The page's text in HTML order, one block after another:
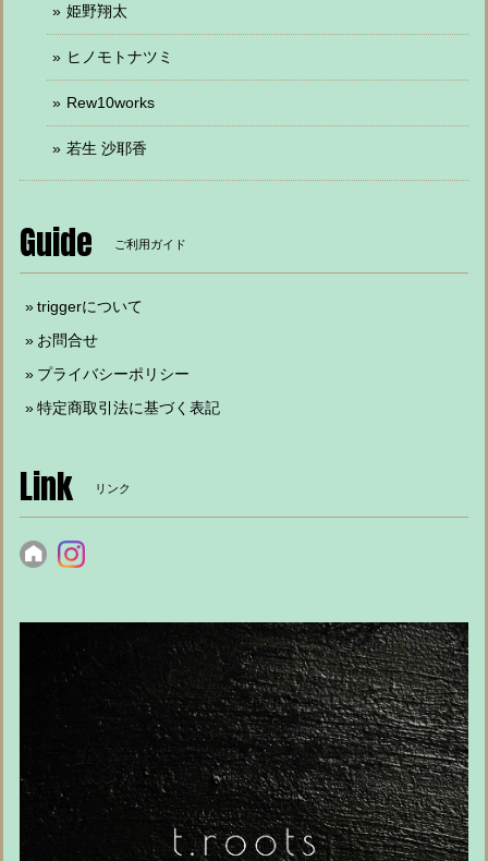
姫野翔太
ヒノモトナツミ
Rew10works
若生 沙耶香
Guide ご利用ガイド
triggerについて
お問合せ
プライバシーポリシー
特定商取引法に基づく表記
Link リンク